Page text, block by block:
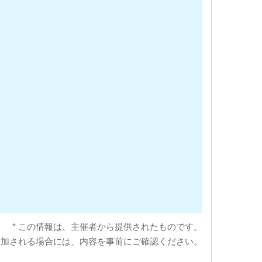
* この情報は、主催者から提供されたものです。
される場合には、内容を事前にご確認ください。